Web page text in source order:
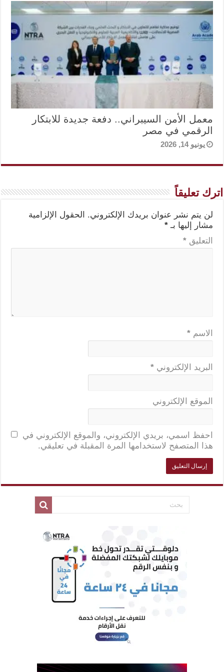
معمل الأمن السيبراني.. دفعة جديدة للابتكار
الرقمي في مصر
يونيو 14, 2026
اترك تعليقاً
لن يتم نشر عنوان بريدك الإلكتروني.
الحقول الإلزامية
مشار إليها بـ *
التعليق *
الاسم *
البريد الإلكتروني *
الموقع الإلكتروني
احفظ اسمي، بريدي الإلكتروني، والموقع الإلكتروني في
هذا المتصفح لاستخدامها المرة المقبلة في تعليقي.